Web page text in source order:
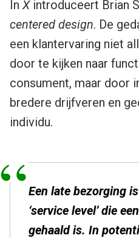
In X introduceert Brian
centered design. De
een klantervaring niet
door te kijken naar
consument, maar door
bredere drijfveren en
individu.
Een late bezorging
‘service level’ die
gehaald is. In